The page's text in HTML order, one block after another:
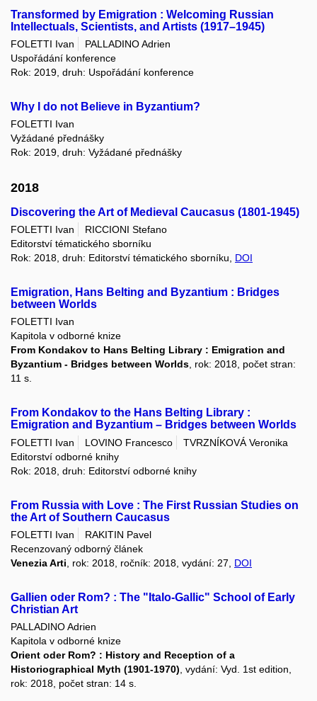
Transformed by Emigration : Welcoming Russian
Intellectuals, Scientists, and Artists (1917–1945)
FOLETTI Ivan
PALLADINO Adrien
Uspořádání konference
Rok: 2019, druh: Uspořádání konference
Why I do not Believe in Byzantium?
FOLETTI Ivan
Vyžádané přednášky
Rok: 2019, druh: Vyžádané přednášky
2018
Discovering the Art of Medieval Caucasus (1801-1945)
FOLETTI Ivan
RICCIONI Stefano
Editorství tématického sborníku
Rok: 2018, druh: Editorství tématického sborníku, DOI
Emigration, Hans Belting and Byzantium : Bridges
between Worlds
FOLETTI Ivan
Kapitola v odborné knize
From Kondakov to Hans Belting Library : Emigration and
Byzantium - Bridges between Worlds, rok: 2018, počet stran:
11 s.
From Kondakov to the Hans Belting Library :
Emigration and Byzantium – Bridges between Worlds
FOLETTI Ivan LOVINO Francesco
TVRZNÍKOVÁ Veronika
Editorství odborné knihy
Rok: 2018, druh: Editorství odborné knihy
From Russia with Love : The First Russian Studies on
the Art of Southern Caucasus
FOLETTI Ivan
RAKITIN Pavel
Recenzovaný odborný článek
Venezia Arti , rok: 2018, ročník: 2018, vydání: 27, DOI
Gallien oder Rom? : The "Italo-Gallic" School of Early
Christian Art
PALLADINO Adrien
Kapitola v odborné knize
Orient oder Rom? : History and Reception of a
Historiographical Myth (1901-1970), vydání: Vyd. 1st edition,
rok: 2018, počet stran: 14 s.